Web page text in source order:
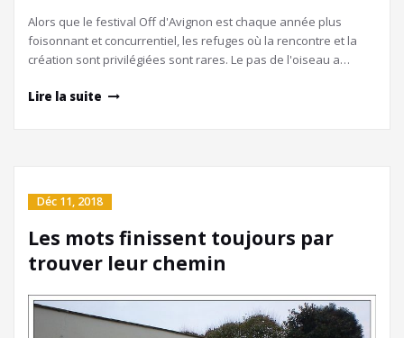
Alors que le festival Off d'Avignon est chaque année plus
foisonnant et concurrentiel, les refuges où la rencontre et la
création sont privilégiées sont rares. Le pas de l'oiseau a…
Lire la suite
Déc 11, 2018
Les mots finissent toujours par
trouver leur chemin